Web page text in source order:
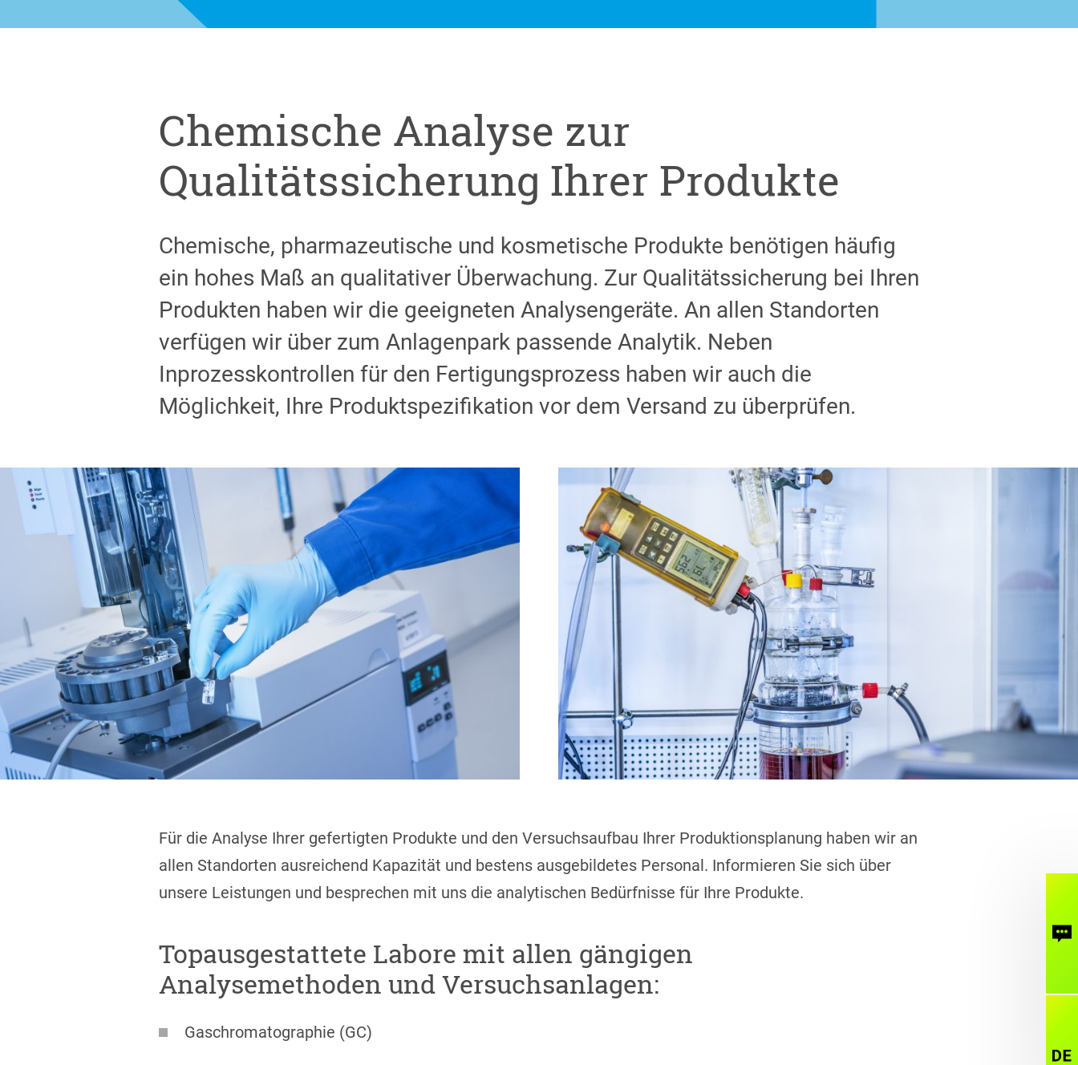
Chemische Analyse zur
Qualitätssicherung Ihrer Produkte
Chemische, pharmazeutische und kosmetische Produkte benötigen häufig
ein hohes Maß an qualitativer Überwachung. Zur Qualitätssicherung bei Ihren
Produkten haben wir die geeigneten Analysengeräte. An allen Standorten
verfügen wir über zum Anlagenpark passende Analytik. Neben
Inprozesskontrollen für den Fertigungsprozess haben wir auch die
Möglichkeit, Ihre Produktspezifikation vor dem Versand zu überprüfen.
Für die Analyse Ihrer gefertigten Produkte und den Versuchsaufbau Ihrer Produktionsplanung haben wir an
allen Standorten ausreichend Kapazität und bestens ausgebildetes Personal. Informieren Sie sich über
unsere Leistungen und besprechen mit uns die analytischen Bedürfnisse für Ihre Produkte.
Topausgestattete Labore mit allen gängigen
Analysemethoden und Versuchsanlagen:
Gaschromatographie (GC)